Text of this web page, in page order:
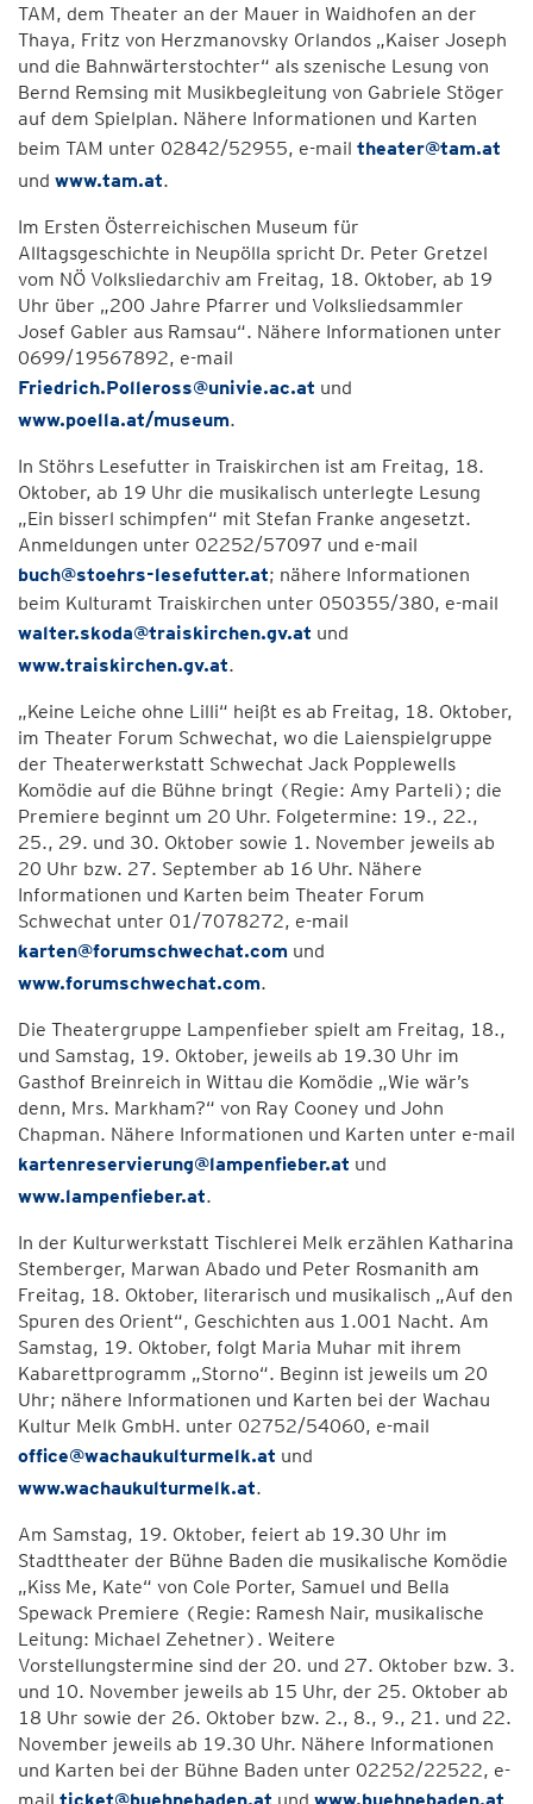
TAM, dem Theater an der Mauer in Waidhofen an der
Thaya, Fritz von Herzmanovsky Orlandos „Kaiser Joseph
und die Bahnwärterstochter“ als szenische Lesung von
Bernd Remsing mit Musikbegleitung von Gabriele Stöger
auf dem Spielplan. Nähere Informationen und Karten
beim TAM unter 02842/52955, e-mail theater@tam.at
und www.tam.at.
Im Ersten Österreichischen Museum für
Alltagsgeschichte in Neupölla spricht Dr. Peter Gretzel
vom NÖ Volksliedarchiv am Freitag, 18. Oktober, ab 19
Uhr über „200 Jahre Pfarrer und Volksliedsammler
Josef Gabler aus Ramsau“. Nähere Informationen unter
0699/19567892, e-mail
Friedrich.Polleross@univie.ac.at und
www.poella.at/museum.
In Stöhrs Lesefutter in Traiskirchen ist am Freitag, 18.
Oktober, ab 19 Uhr die musikalisch unterlegte Lesung
„Ein bisserl schimpfen“ mit Stefan Franke angesetzt.
Anmeldungen unter 02252/57097 und e-mail
buch@stoehrs-lesefutter.at; nähere Informationen
beim Kulturamt Traiskirchen unter 050355/380, e-mail
walter.skoda@traiskirchen.gv.at und
www.traiskirchen.gv.at.
„Keine Leiche ohne Lilli“ heißt es ab Freitag, 18. Oktober,
im Theater Forum Schwechat, wo die Laienspielgruppe
der Theaterwerkstatt Schwechat Jack Popplewells
Komödie auf die Bühne bringt (Regie: Amy Parteli); die
Premiere beginnt um 20 Uhr. Folgetermine: 19., 22.,
25., 29. und 30. Oktober sowie 1. November jeweils ab
20 Uhr bzw. 27. September ab 16 Uhr. Nähere
Informationen und Karten beim Theater Forum
Schwechat unter 01/7078272, e-mail
karten@forumschwechat.com und
www.forumschwechat.com.
Die Theatergruppe Lampenfieber spielt am Freitag, 18.,
und Samstag, 19. Oktober, jeweils ab 19.30 Uhr im
Gasthof Breinreich in Wittau die Komödie „Wie wär’s
denn, Mrs. Markham?“ von Ray Cooney und John
Chapman. Nähere Informationen und Karten unter e-mail
kartenreservierung@lampenfieber.at und
www.lampenfieber.at.
In der Kulturwerkstatt Tischlerei Melk erzählen Katharina
Stemberger, Marwan Abado und Peter Rosmanith am
Freitag, 18. Oktober, literarisch und musikalisch „Auf den
Spuren des Orient“, Geschichten aus 1.001 Nacht. Am
Samstag, 19. Oktober, folgt Maria Muhar mit ihrem
Kabarettprogramm „Storno“. Beginn ist jeweils um 20
Uhr; nähere Informationen und Karten bei der Wachau
Kultur Melk GmbH. unter 02752/54060, e-mail
office@wachaukulturmelk.at und
www.wachaukulturmelk.at.
Am Samstag, 19. Oktober, feiert ab 19.30 Uhr im
Stadttheater der Bühne Baden die musikalische Komödie
„Kiss Me, Kate“ von Cole Porter, Samuel und Bella
Spewack Premiere (Regie: Ramesh Nair, musikalische
Leitung: Michael Zehetner). Weitere
Vorstellungstermine sind der 20. und 27. Oktober bzw. 3.
und 10. November jeweils ab 15 Uhr, der 25. Oktober ab
18 Uhr sowie der 26. Oktober bzw. 2., 8., 9., 21. und 22.
November jeweils ab 19.30 Uhr. Nähere Informationen
und Karten bei der Bühne Baden unter 02252/22522, e-